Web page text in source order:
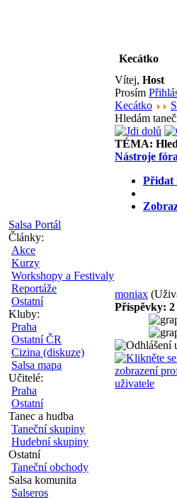
Salsa Portál
Články:
Akce
Kurzy
Workshopy a Festivaly
Reportáže
Ostatní
Kluby:
Praha
Ostatní ČR
Cizina (diskuze)
Salsa mapa
Učitelé:
Praha
Ostatní
Tanec a hudba
Taneční skupiny
Hudební skupiny
Ostatní
Taneční obchody
Salsa komunita
Salseros
Kecátko
Vítej, Host
Prosím
Kecátko
Hledám
TÉMA:
Nástroje fóra
Přidat
moniax
Příspěvky: 2